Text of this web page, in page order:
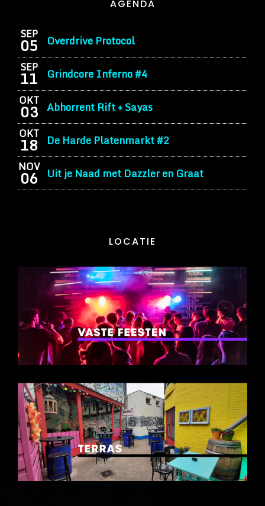
AGENDA
SEP
05 Overdrive Protocol
SEP
11 Grindcore Inferno #4
OKT
03 Abhorrent Rift + Sayas
OKT
18 De Harde Platenmarkt #2
NOV
06 Uit je Naad met Dazzler en Graat
LOCATIE